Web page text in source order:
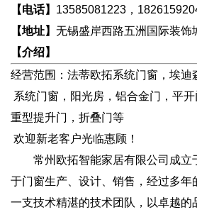
【电话】 13585081223，
【地址】 无锡盛岸西路五洲国际装饰
【介绍】
经营范围：法蒂欧拓系统门窗，埃迪
系统门窗，阳光房，铝合金门，平开
重型提升门，折叠门等
欢迎新老客户光临惠顾！
常州欧拓智能家居有限公司成立
于门窗生产、设计、销售，经过多年
一支技术精湛的技术团队，以卓越的